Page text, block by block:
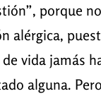
porque
alérgica,
de vida jamás
alguna.